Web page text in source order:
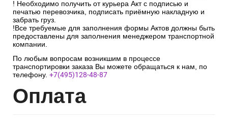
! Необходимо получить от курьера Акт с подписью и
печатью перевозчика, подписать приёмную накладную и
забрать груз.
!Все требуемые для заполнения формы Актов должны быть
предоставлены для заполнения менеджером транспортной
компании.
По любым вопросам возникшим в процессе
транспортировки заказа Вы можете обращаться к нам, по
телефону. +7(495)128-48-87
Оплата